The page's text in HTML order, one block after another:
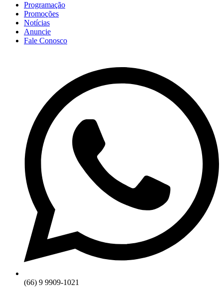
Programação
Promoções
Notícias
Anuncie
Fale Conosco
(66) 9 9909-1021